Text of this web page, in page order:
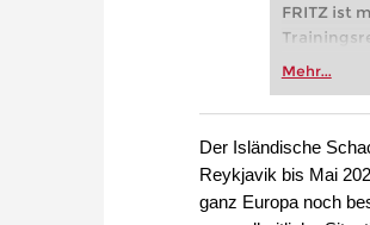
FRITZ ist
zuvor.
Mehr...
Der Isländische
Reykjavik bis Mai
ganz Europa noch